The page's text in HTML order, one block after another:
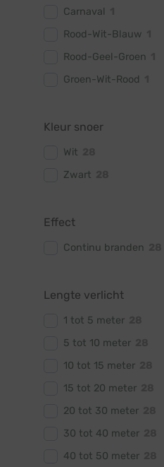
Carnaval
Rood-Wit-Blauw
Rood-Geel-Groen
Groen-Wit-Rood
Kleur snoer
Wit
Zwart
Effect
Continu branden
Lengte verlicht
1 tot 5 meter
5 tot 10 meter
10 tot 15 meter
15 tot 20 meter
20 tot 30 meter
30 tot 40 meter
40 tot 50 meter